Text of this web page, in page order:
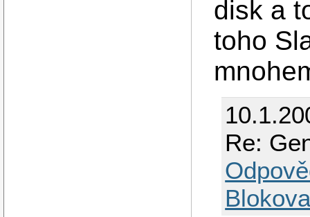
disk a
toho
Re: